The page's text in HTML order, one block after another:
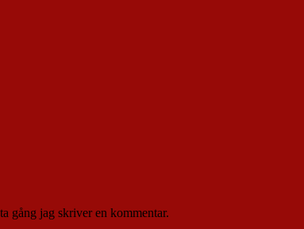
gång jag skriver en kommentar.